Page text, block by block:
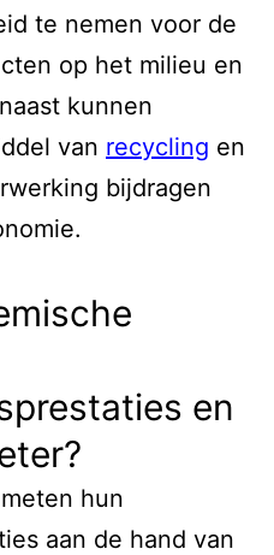
te nemen voor de
op het milieu en
kunnen
van recycling en
bijdragen
en
hun
aan de hand van